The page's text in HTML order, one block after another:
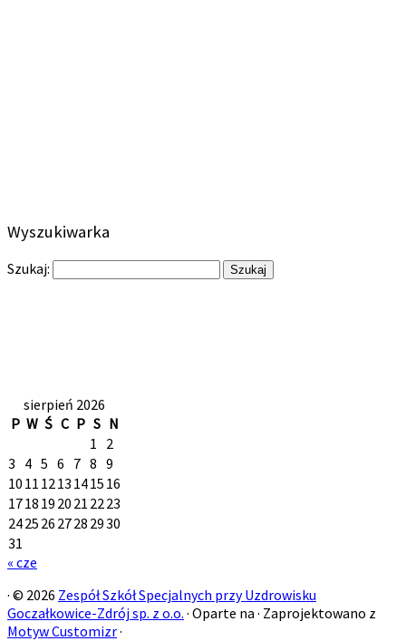
Wyszukiwarka
Szukaj:
sierpień 2026
P W Ś C P S N
1 2
3 4 5 6 7 8 9
10 11 1213 1415 16
1718 19 20 21 2223
2425 26 2728 2930
31
« cze
· © 2026 Zespół Szkół Specjalnych przy Uzdrowisku
Goczałkowice-Zdrój sp. z o.o. · Oparte na · Zaprojektowano z
Motyw Customizr·